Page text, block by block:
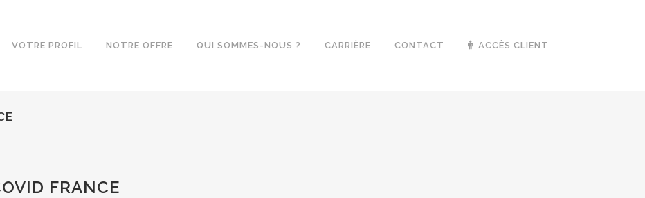
VOTRE PROFIL NOTRE OFFRE QUI SOMMES-NOUS ? CARRIÈRE CONTACT ACCÈS CLIENT
FRANCE